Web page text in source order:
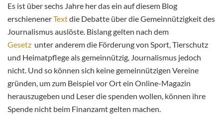
Es ist über sechs Jahre her das ein auf diesem Blog
erschienenerTextdie Debatte über die Gemeinnützigkeit des
Journalismus auslöste. Bislang gelten nach dem
Gesetz unter anderem die Förderung von Sport, Tierschutz
und Heimatpflege als gemeinnützig, Journalismus jedoch
nicht. Und so können sich keine gemeinnützigen Vereine
gründen, um zum Beispiel vor Ort ein Online-Magazin
herauszugeben und Leser die spenden wollen, können ihre
Spende nicht beim Finanzamt gelten machen.